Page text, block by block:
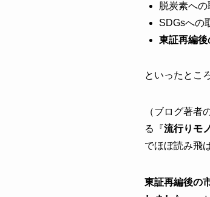
脱炭素への
SDGsへの
東証再編後
といったところ
（ブログ著
る『流行りモ
でほぼ読み飛
東証再編後の